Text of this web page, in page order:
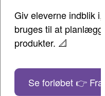
Giv eleverne indblik
bruges til at
produkter. 📐
Se forløbet 👉